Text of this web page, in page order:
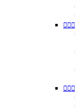

